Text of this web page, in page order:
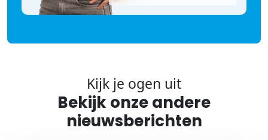
Kijk je ogen uit
Bekijk onze andere
nieuwsberichten